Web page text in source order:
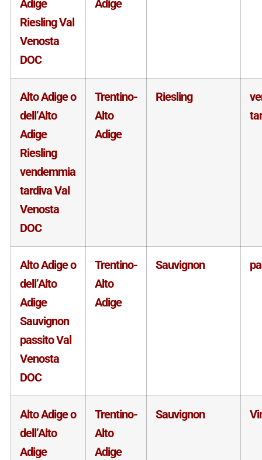
Adige
Riesling Val
Venosta
DOC
Adige
Alto Adige o
dell’Alto
Adige
Riesling
vendemmia
tardiva Val
Venosta
DOC
Trentino-
Alto
Adige
Riesling
Alto Adige o
dell’Alto
Adige
Sauvignon
passito Val
Venosta
DOC
Trentino-
Alto
Adige
Sauvignon
Alto Adige o
dell’Alto
Adige
Trentino-
Alto
Adige
Sauvignon